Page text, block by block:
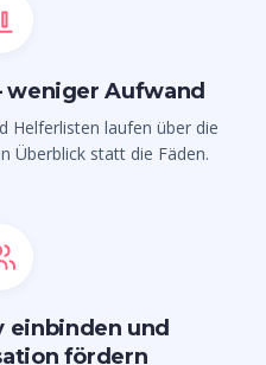
weniger Aufwand
Helferlisten laufen über die
Überblick statt die Fäden.
und
fördern